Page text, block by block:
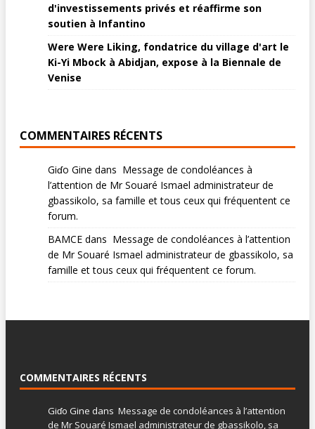
d'investissements privés et réaffirme son
soutien à Infantino
Were Were Liking, fondatrice du village d'art le
Ki-Yi Mbock à Abidjan, expose à la Biennale de
Venise
COMMENTAIRES RÉCENTS
Giɗo Gine dans Message de condoléances à
l’attention de Mr Souaré Ismael administrateur de
gbassikolo, sa famille et tous ceux qui fréquentent ce
forum.
BAMCE dans Message de condoléances à l’attention
de Mr Souaré Ismael administrateur de gbassikolo, sa
famille et tous ceux qui fréquentent ce forum.
COMMENTAIRES RÉCENTS
Giɗo Gine dans Message de condoléances à l’attention
de Mr Souaré Ismael administrateur de gbassikolo, sa